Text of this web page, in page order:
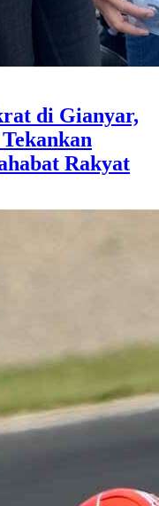
di Gianyar,
Rakyat